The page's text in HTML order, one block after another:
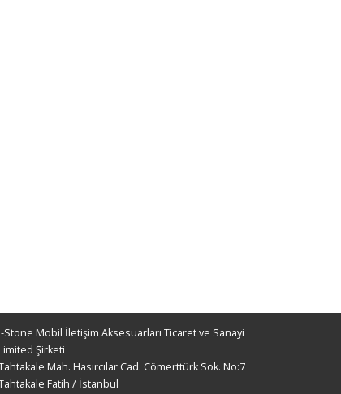
Stone Mobil İletişim Aksesuarları Ticaret ve Sanayi
Şirketi
Mah. Hasırcılar Cad. Cömerttürk Sok. No:7
Fatih / İstanbul